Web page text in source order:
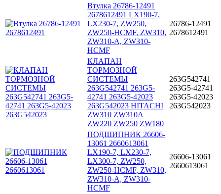
Втулка 26786-12491
2678612491 LX190-7,
LX230-7, ZW250,
ZW250-HCMF, ZW310,
ZW310-A, ZW310-
HCMF
26786-12491
2678612491
КЛАПАН
ТОРМОЗНОЙ
СИСТЕМЫ
263G542741 263G5-
42741 263G5-42023
263G542023 HITACHI
ZW310 ZW310A
ZW220 ZW250 ZW180
263G542741
263G5-42741
263G5-42023
263G542023
ПОДШИПНИК 26606-
13061 2660613061
LX190-7, LX230-7,
LX300-7, ZW250,
ZW250-HCMF, ZW310,
ZW310-A, ZW310-
HCMF
26606-13061
2660613061